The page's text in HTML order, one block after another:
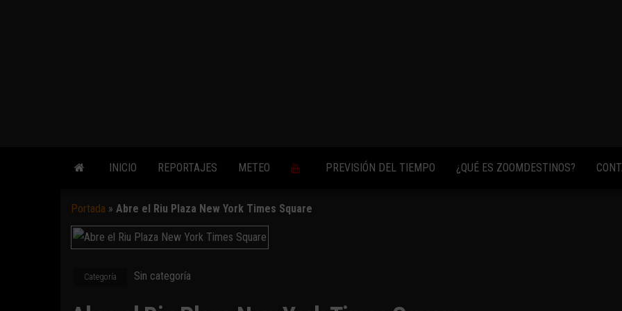
INICIO REPORTAJES METEO PREVISIÓN DEL TIEMPO ¿QUÉ ES ZOOMDESTINOS?
Portada » Abre el Riu Plaza New York Times Square
Categoría Sin categoría